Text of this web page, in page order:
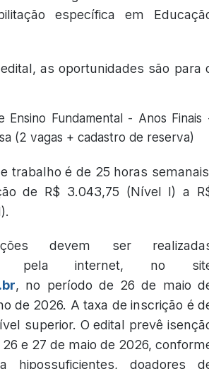
específica em
as oportunidades são para
Ensino Fundamental - Anos Finais
(2 vagas + cadastro de reserva)
trabalho é de 25 horas
de R$ 3.043,75 (Nível I) a
devem ser
pela internet, no
, no período de 26 de maio
de 2026. A taxa de inscrição é
superior. O edital prevê
e 27 de maio de 2026,
hipossuficientes, doadores